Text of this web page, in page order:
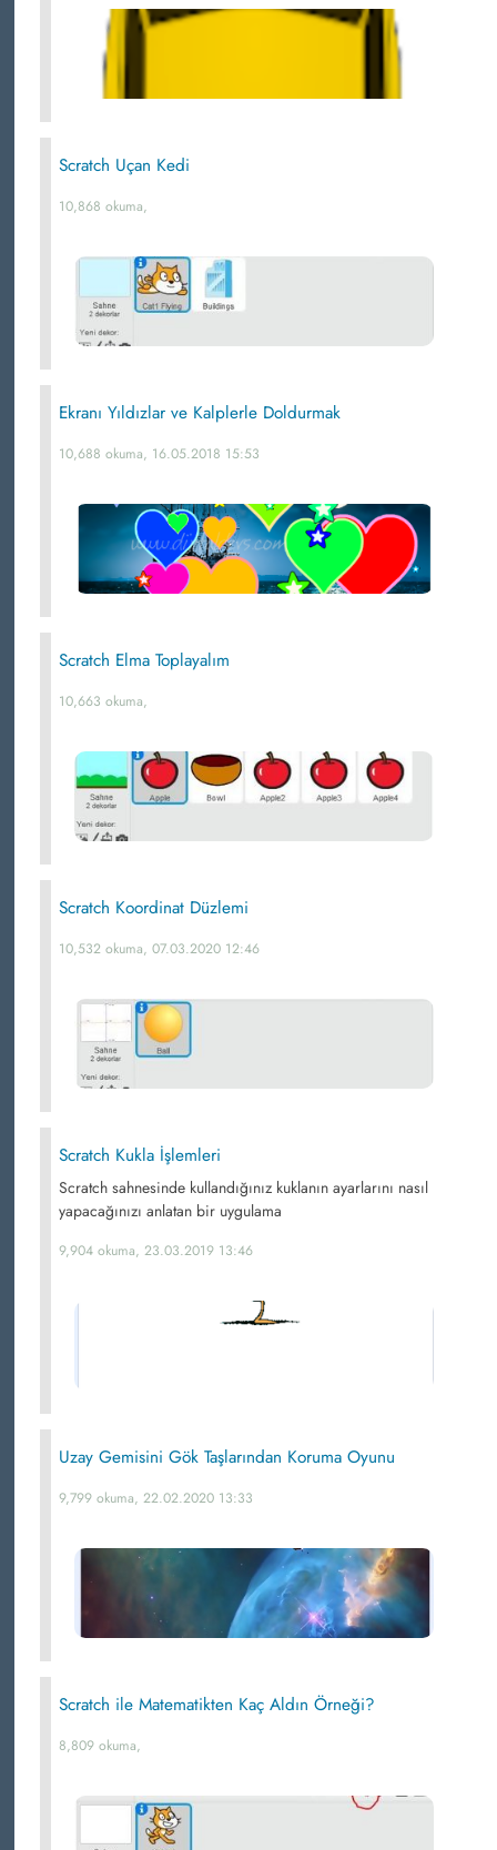
Scratch Uçan Kedi
10,868 okuma,
Ekranı Yıldızlar ve Kalplerle Doldurmak
10,688 okuma, 16.05.2018 15:53
Scratch Elma Toplayalım
10,663 okuma,
Scratch Koordinat Düzlemi
10,532 okuma, 07.03.2020 12:46
Scratch Kukla İşlemleri
Scratch sahnesinde kullandığınız kuklanın ayarlarını nasıl
yapacağınızı anlatan bir uygulama
9,904 okuma, 23.03.2019 13:46
Uzay Gemisini Gök Taşlarından Koruma Oyunu
9,799 okuma, 22.02.2020 13:33
Scratch ile Matematikten Kaç Aldın Örneği?
8,809 okuma,